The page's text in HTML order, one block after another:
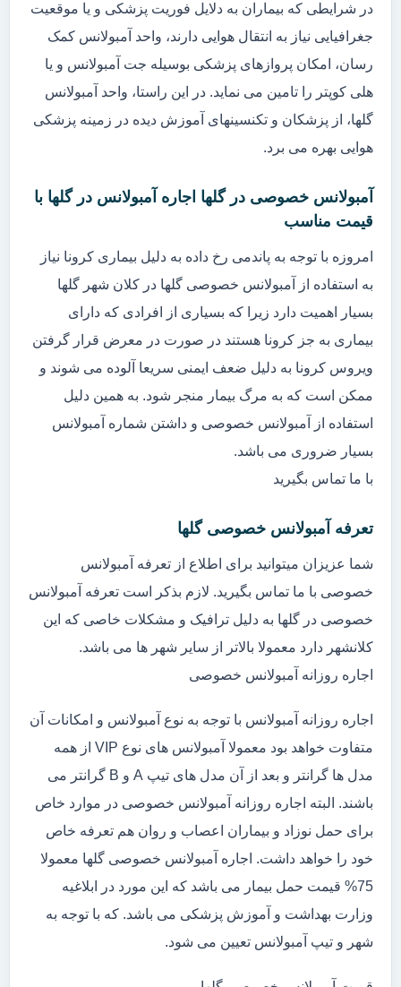
در شرایطی که بیماران به دلایل فوریت پزشکی و یا موقعیت
جغرافیایی نیاز به انتقال هوایی دارند، واحد آمبولانس کمک
رسان، امکان پروازهای پزشکی بوسیله جت آمبولانس و یا
هلی کوپتر را تامین می نماید. در این راستا، واحد آمبولانس
گلها، از پزشکان و تکنسینهای آموزش دیده در زمینه پزشکی
هوایی بهره می برد.
آمبولانس خصوصی در گلها اجاره آمبولانس در گلها با
قیمت مناسب
امروزه با توجه به پاندمی رخ داده به دلیل بیماری کرونا نیاز
به استفاده از آمبولانس خصوصی گلها در کلان شهر گلها
بسیار اهمیت دارد زیرا که بسیاری از افرادی که دارای
بیماری به جز کرونا هستند در صورت در معرض قرار گرفتن
ویروس کرونا به دلیل ضعف ایمنی سریعا آلوده می شوند و
ممکن است که به مرگ بیمار منجر شود. به همین دلیل
استفاده از آمبولانس خصوصی و داشتن شماره آمبولانس
بسیار ضروری می باشد.
با ما تماس بگیرید
تعرفه آمبولانس خصوصی گلها
شما عزیزان میتوانید برای اطلاع از تعرفه آمبولانس
خصوصی با ما تماس بگیرید. لازم بذکر است تعرفه آمبولانس
خصوصی در گلها به دلیل ترافیک و مشکلات خاصی که این
کلانشهر دارد معمولا بالاتر از سایر شهر ها می باشد.
اجاره روزانه آمبولانس خصوصی
اجاره روزانه آمبولانس با توجه به نوع آمبولانس و امکانات آن
متفاوت خواهد بود معمولا آمبولانس های نوع VIP از همه
مدل ها گرانتر و بعد از آن مدل های تیپ A و B گرانتر می
باشند. البته اجاره روزانه آمبولانس خصوصی در موارد خاص
برای حمل نوزاد و بیماران اعصاب و روان هم تعرفه خاص
خود را خواهد داشت. اجاره آمبولانس خصوصی گلها معمولا
75% قیمت حمل بیمار می باشد که این مورد در ابلاغیه
وزارت بهداشت و آموزش پزشکی می باشد. که با توجه به
شهر و تیپ آمبولانس تعیین می شود.